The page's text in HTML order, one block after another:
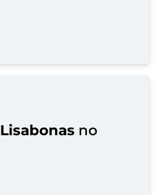
Lisabonas no